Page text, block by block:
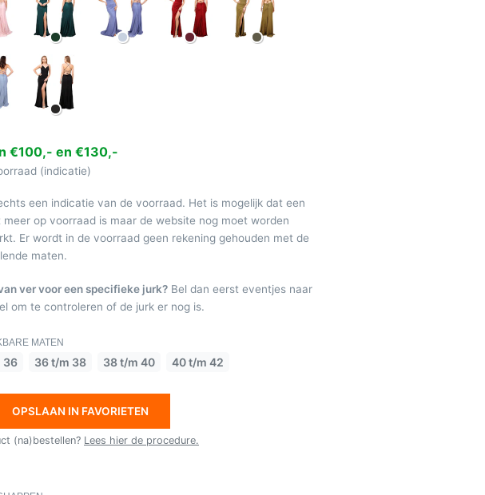
€100,- en €130,-
(indicatie)
een indicatie van de voorraad. Het is mogelijk dat een
meer op voorraad is maar de website nog moet worden
Er wordt in de voorraad geen rekening gehouden met de
maten.
ver voor een specifieke jurk? Bel dan eerst eventjes naar
om te controleren of de jurk er nog is.
MATEN
36 36 t/m 38 38 t/m 40 40 t/m 42
OPSLAAN IN FAVORIETEN
(na)bestellen? Lees hier de procedure.